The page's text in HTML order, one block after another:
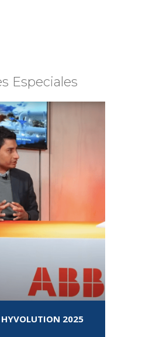
Especiales
HYVOLUTION 2025